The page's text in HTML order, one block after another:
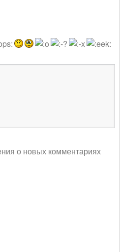
о новых комментариях